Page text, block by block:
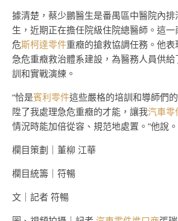
據清楚，蔡少鵬醫生是番禺區中醫院內
生，近期正在擔任院級住院總醫師。這
危斯柯達零件重癥的搶救協調任務。他
急危重癥救治體系建設，為醫務人員供
訓和實戰演練。
“恰是賓利零件這些嚴格的培訓和導師們
陞了我處理急危重癥的才能，讓我汽車零
情況時能加倍從容、規范地處置。”他說。
欄目策劃｜董柳 江華
欄目統籌｜符暢
文｜記者 符暢